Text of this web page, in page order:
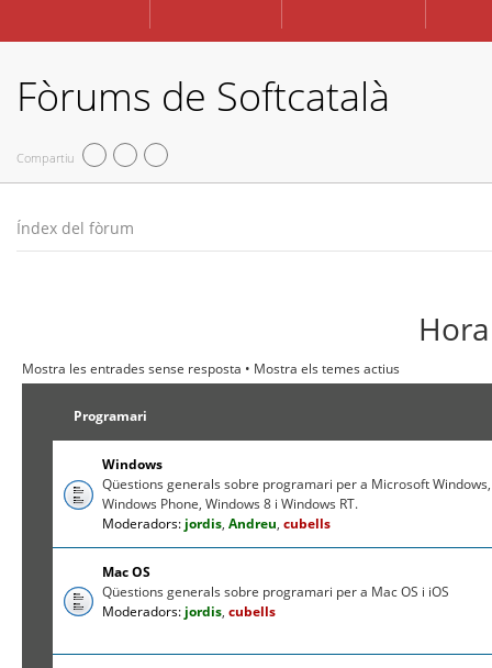
Fòrums de Softcatalà
Compartiu
Índex del fòrum
Mostra les entrades sense resposta • Mostra els temes actius
Programari
Windows
Qüestions generals sobre programari per a Microsoft Windows,
Windows Phone, Windows 8 i Windows RT.
Moderadors: jordis,Andreu,cubells
Mac OS
Qüestions generals sobre programari per a Mac OS i iOS
Moderadors: jordis,cubells